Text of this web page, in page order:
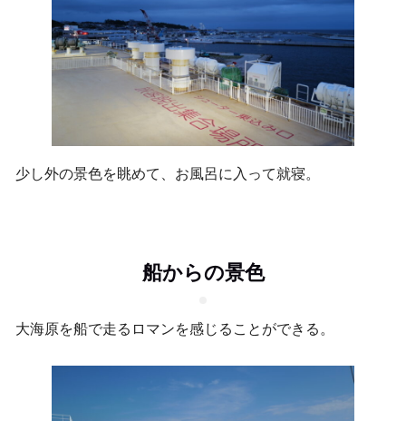
少し外の景色を眺めて、お風呂に入って就寝。
船からの景色
大海原を船で走るロマンを感じることができる。